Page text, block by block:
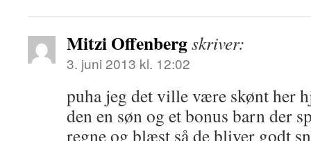
Mitzi Offenbergskriver:
3. juni 2013 kl. 12:02
puha jeg det ville være skønt her
den en søn og et bonus barn der
regne og blæst så de bliver godt